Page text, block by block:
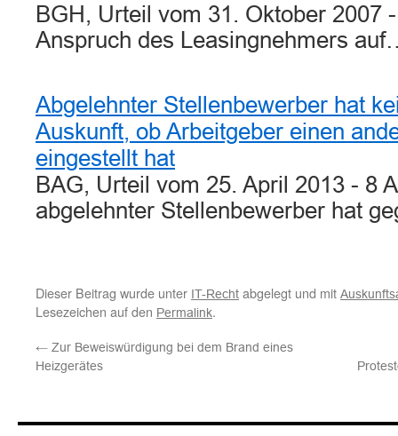
BGH, Urteil vom 31. Oktober 2007
Anspruch des Leasingnehmers
Abgelehnter Stellenbewerber hat
Auskunft, ob Arbeitgeber einen
eingestellt hat
BAG, Urteil vom 25. April 2013 - 8
abgelehnter Stellenbewerber hat
Dieser Beitrag wurde unter IT-Recht abgelegt und mit
Lesezeichen auf den Permalink.
← Zur Beweiswürdigung bei dem Brand eines
Heizgerätes